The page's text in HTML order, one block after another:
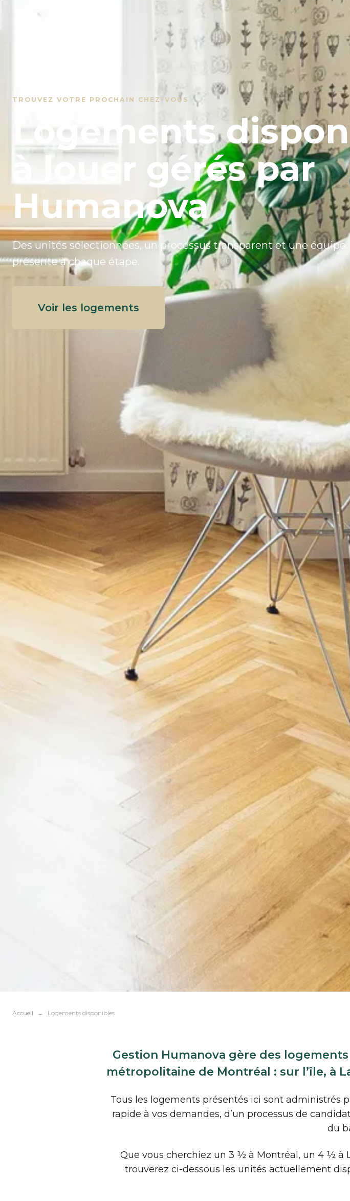
TROUVEZ VOTRE PROCHAIN CHEZ-VOUS
Logements
à louer gérés par
Humanova
Des unités sélectionnées, un processus transparent et une équipe
présente à chaque étape.
Voir les logements
Accueil Logements disponibles
Gestion Humanova gère des
métropolitaine de Montréal : sur l’île, à
Tous les logements présentés ici sont administrés
rapide à vos demandes, d’un processus de
du
Que vous cherchiez un 3 ½ à Montréal, un 4 ½ à
trouverez ci-dessous les unités actuellement